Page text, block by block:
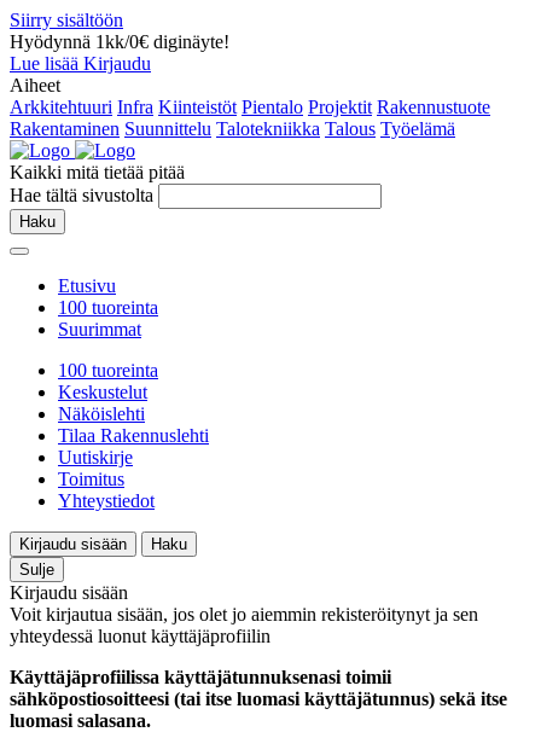
Siirry sisältöön
Hyödynnä 1kk/0€ diginäyte!
Lue lisää Kirjaudu
Aiheet
Arkkitehtuuri Infra Kiinteistöt Pientalo Projektit Rakennustuote
Rakentaminen Suunnittelu Talotekniikka Talous Työelämä
Kaikki mitä tietää pitää
Hae tältä sivustolta
Haku
Etusivu
100 tuoreinta
Suurimmat
100 tuoreinta
Keskustelut
Näköislehti
Tilaa Rakennuslehti
Uutiskirje
Toimitus
Yhteystiedot
Kirjaudu sisään
Haku
Sulje
Kirjaudu sisään
Voit kirjautua sisään, jos olet jo aiemmin rekisteröitynyt ja sen
yhteydessä luonut käyttäjäprofiilin
Käyttäjäprofiilissa käyttäjätunnuksenasi toimii
sähköpostiosoitteesi (tai itse luomasi käyttäjätunnus) sekä itse
luomasi salasana.